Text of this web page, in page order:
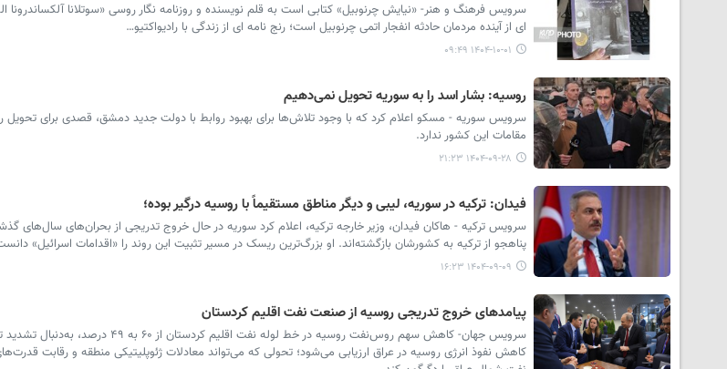
سرویس فرهنگ و هنر- «نیایش چرنوبیل» کتابی است به قلم نویسنده و روزنامه نگار روسی «سوتلانا آلکساندرونا
ای از آینده مردمان حادثه انفجار اتمی چرنوبیل است؛ رنج نامه ای از زندگی با رادیواکتیو…
۱۴۰۴-۱۰-۰۱ ۰۹:۴۹
روسیه: بشار اسد را به سوریه تحویل نمی‌دهیم
سرویس سوریه - مسکو اعلام کرد که با وجود تلاش‌ها برای بهبود روابط با دولت جدید دمشق، قصدی برای
مقامات این کشور ندارد.
۱۴۰۴-۰۹-۲۸ ۲۱:۲۳
فیدان: ترکیه در سوریه، لیبی و دیگر مناطق مستقیماً با روسیه درگیر بوده؛
پناهجو از ترکیه به کشورشان بازگشته‌اند. او بزرگ‌ترین ریسک در مسیر تثبیت این روند را «اقدامات اسرائیل»
۱۴۰۴-۰۹-۰۹ ۱۶:۲۳
پیامدهای خروج تدریجی روسیه از صنعت نفت اقلیم کردستان
سرویس جهان- کاهش سهم روس‌نفت روسیه در خط لوله نفت
کاهش نفوذ انرژی روسیه در عراق ارزیابی می‌شود؛ تحولی که می‌تواند معادلات ژئوپلیتیکی منطقه و رقابت